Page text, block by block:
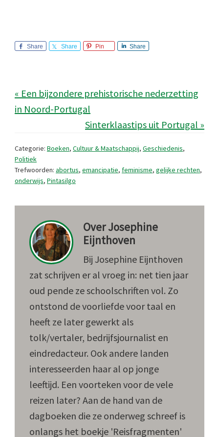
Share Share Pin Share
« Een bijzondere prehistorische nederzetting
in Noord-Portugal
Sinterklaastips uit Portugal »
Categorie: Boeken, Cultuur & Maatschappij, Geschiedenis,
Politiek
Trefwoorden: abortus, emancipatie, feminisme, gelijke rechten,
onderwijs, Pintasilgo
OverJosephine
Eijnthoven
Bij Josephine Eijnthoven
zat schrijven er al vroeg in: net tien jaar
oud pende ze schoolschriften vol. Zo
ontstond de voorliefde voor taal en
heeft ze later gewerkt als
tolk/vertaler, bedrijfsjournalist en
eindredacteur. Ook andere landen
interesseerden haar al op jonge
leeftijd. Een voorteken voor de vele
reizen later? Aan de hand van de
dagboeken die ze onderweg schreef is
onlangs het boekje 'Reisfragmenten'